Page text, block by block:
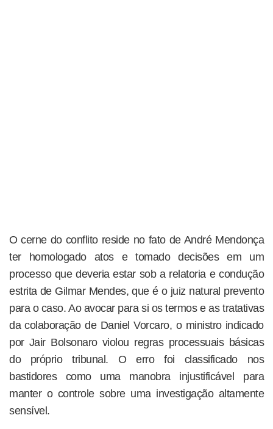
O cerne do conflito reside no fato de André Mendonça
ter homologado atos e tomado decisões em um
processo que deveria estar sob a relatoria e condução
estrita de Gilmar Mendes, que é o juiz natural prevento
para o caso. Ao avocar para si os termos e as tratativas
da colaboração de Daniel Vorcaro, o ministro indicado
por Jair Bolsonaro violou regras processuais básicas
do próprio tribunal. O erro foi classificado nos
bastidores como uma manobra injustificável para
manter o controle sobre uma investigação altamente
sensível.